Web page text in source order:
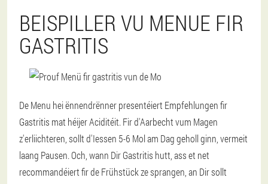
BEISPILLER VU MENUE FIR
GASTRITIS
De Menu hei ënnendrënner presentéiert Empfehlungen fir
Gastritis mat héijer Aciditéit. Fir d'Aarbecht vum Magen
z'erliichteren, sollt d'Iessen 5-6 Mol am Dag geholl ginn, vermeit
laang Pausen. Och, wann Dir Gastritis hutt, ass et net
recommandéiert fir de Frühstück ze sprangen, an Dir sollt